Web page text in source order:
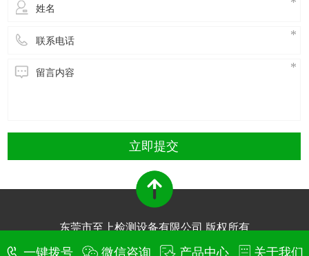
立即提交
东莞市至上检测设备有限公司 版权所有
东莞网站建设​
一键拨号 微信咨询 产品中心 关于我们